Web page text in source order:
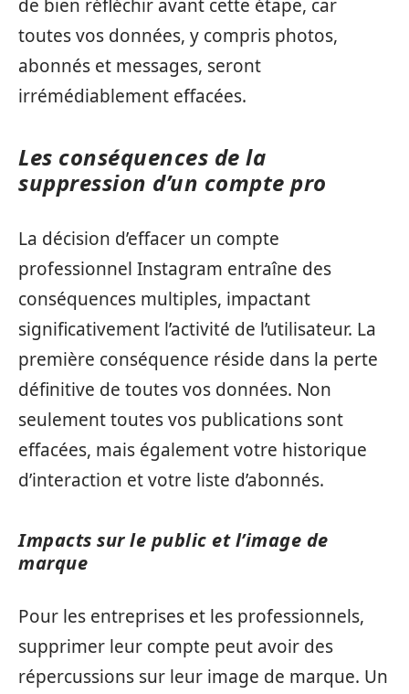
de bien réfléchir avant cette étape, car
toutes vos données, y compris photos,
abonnés et messages, seront
irrémédiablement effacées.
Les conséquences de la
suppression d’un compte pro
La décision d’effacer un compte
professionnel Instagram entraîne des
conséquences multiples, impactant
significativement l’activité de l’utilisateur. La
première conséquence réside dans la perte
définitive de toutes vos données. Non
seulement toutes vos publications sont
effacées, mais également votre historique
d’interaction et votre liste d’abonnés.
Impacts sur le public et l’image de
marque
Pour les entreprises et les professionnels,
supprimer leur compte peut avoir des
répercussions sur leur image de marque. Un